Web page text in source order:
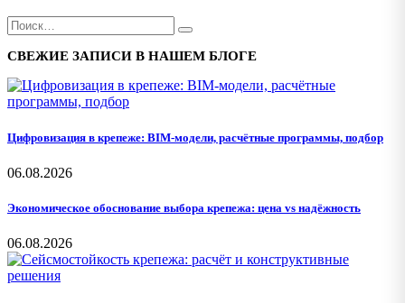
СВЕЖИЕ ЗАПИСИ В НАШЕМ БЛОГЕ
Цифровизация в крепеже: BIM-модели, расчётные программы, подбор
06.08.2026
Экономическое обоснование выбора крепежа: цена vs надёжность
06.08.2026